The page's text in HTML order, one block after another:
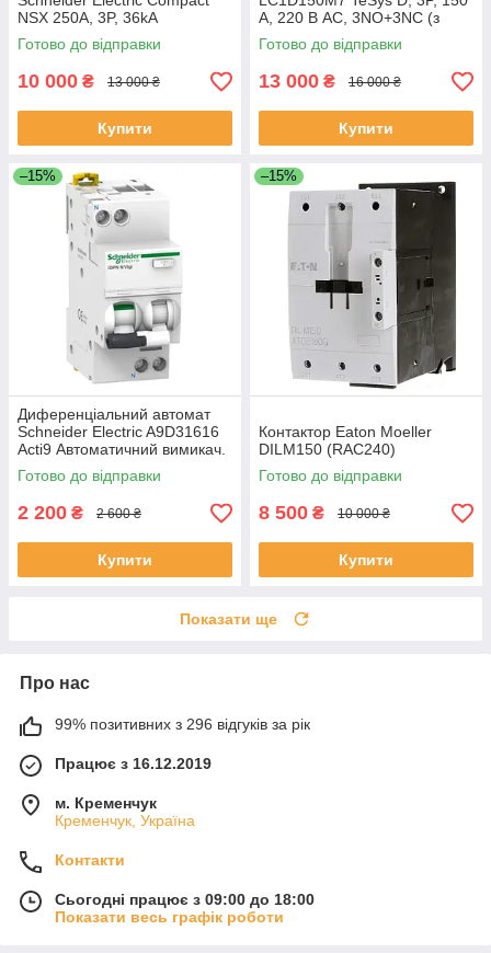
NSX 250A, 3P, 36kA
(C25F3TM250)
Готово до відправки
10 000 ₴ 13 000 ₴
Купити
A, 220 В AC, 3NO+3NC (з
LADN22)
Готово до відправки
13 000 ₴ 16 000 ₴
Купити
–15%
Диференціальний автомат
Schneider Electric A9D31616
Acti9 Автоматичний вимикач.
Готово до відправки
2 200 ₴ 2 600 ₴
Купити
–15%
Контактор Eaton Moeller
DILM150 (RAC240)
Готово до відправки
8 500 ₴ 10 000 ₴
Купити
Показати ще
Про нас
99% позитивних з 296 відгуків за рік
Працює з 16.12.2019
м. Кременчук
Кременчук, Україна
Контакти
Сьогодні працює з 09:00 до 18:00
Показати весь графік роботи